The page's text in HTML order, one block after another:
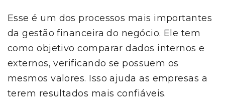
Esse é um dos processos mais importantes
da gestão financeira do negócio. Ele tem
como objetivo comparar dados internos e
externos, verificando se possuem os
mesmos valores. Isso ajuda as empresas a
terem resultados mais confiáveis.